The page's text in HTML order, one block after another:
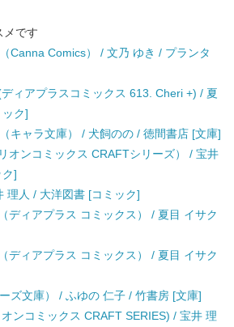
メです
Canna Comics） / 文乃 ゆき / プランタ
ィアプラスコミックス 613. Cheri +) / 夏
ク]
キャラ文庫） / 犬飼のの / 徳間書店 [文庫]
オンコミックス CRAFTシリーズ） / 宝井
]
理人 / 大洋図書 [コミック]
ディアプラス コミックス） / 夏目 イサク
ディアプラス コミックス） / 夏目 イサク
ズ文庫） / ふゆの 仁子 / 竹書房 [文庫]
ンコミックス CRAFT SERIES) / 宝井 理